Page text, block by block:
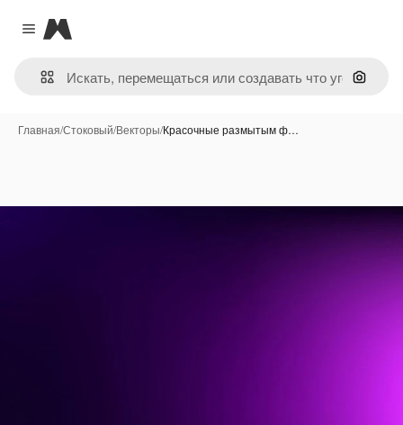
Close menu
Magnific
Поиск
Главная/Стоковый/Векторы/Красочные размытым ф…